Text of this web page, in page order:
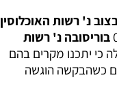
נ' רשות האוכלוסין
בוריסובה נ' רשות
כי יתכנו מקרים בהם
כשהבקשה הוגשה